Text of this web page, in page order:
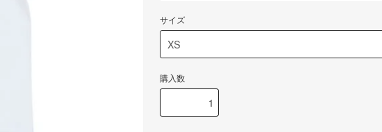
サイズ
購入数